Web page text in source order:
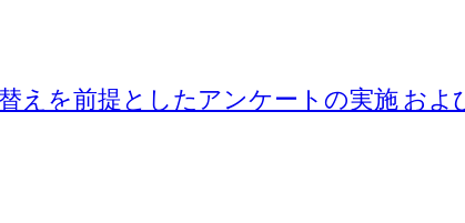
えを前提としたアンケートの実施 およ